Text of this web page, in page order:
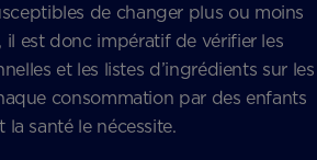
de changer plus ou moins
il est donc impératif de vérifier les
et les listes d’ingrédients sur les
consommation par des enfants
la santé le nécessite.